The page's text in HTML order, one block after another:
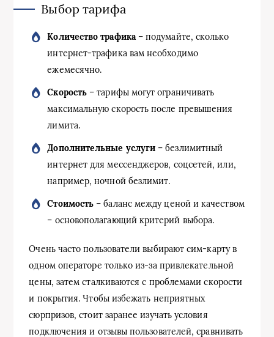
Выбор тарифа
Количество трафика– подумайте, сколько
интернет-трафика вам необходимо
ежемесячно.
Скорость – тарифы могут ограничивать
максимальную скорость после превышения
лимита.
Дополнительные услуги – безлимитный
интернет для мессенджеров, соцсетей, или,
например, ночной безлимит.
Стоимость – баланс между ценой и качеством
– основополагающий критерий выбора.
Очень часто пользователи выбирают сим-карту в
одном операторе только из-за привлекательной
цены, затем сталкиваются с проблемами скорости
и покрытия. Чтобы избежать неприятных
сюрпризов, стоит заранее изучать условия
подключения и отзывы пользователей, сравнивать